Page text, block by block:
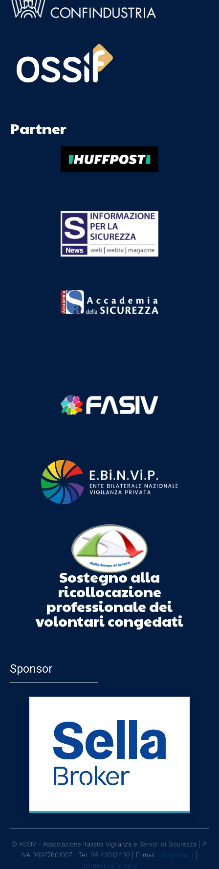
Partner
Sostegno alla
ricollocazione
professionale dei
volontari congedati
Sponsor
© ASSIV - Associazione Italiana Vigilanza e Servizi di Sicurezza | P.
IVA 08977601007 | Tel. 06 42012400 | E-mail: info@assiv.it
Informativa privacy